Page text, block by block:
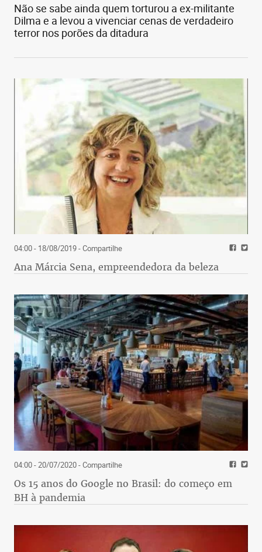
Não se sabe ainda quem torturou a ex-militante
Dilma e a levou a vivenciar cenas de verdadeiro
terror nos porões da ditadura
04:00 - 18/08/2019- Compartilhe
Ana Márcia Sena, empreendedora da beleza
04:00 - 20/07/2020- Compartilhe
Os 15 anos do Google no Brasil: do começo em
BH à pandemia